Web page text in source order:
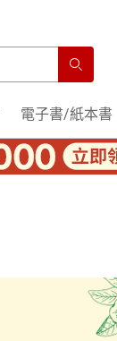
電子書/紙本書